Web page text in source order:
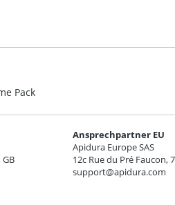
Pack
Ansprechpartner EU
Apidura Europe SAS
12c Rue du Pré Faucon,
support@apidura.com